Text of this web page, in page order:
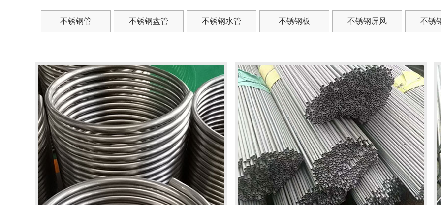
不锈钢管 不锈钢盘管 不锈钢水管 不锈钢板 不锈钢屏风 不锈